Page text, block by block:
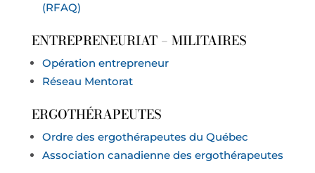
(RFAQ)
ENTREPRENEURIAT – MILITAIRES
Opération entrepreneur
Réseau Mentorat
ERGOTHÉRAPEUTES
Ordre des ergothérapeutes du Québec
Association canadienne des ergothérapeutes